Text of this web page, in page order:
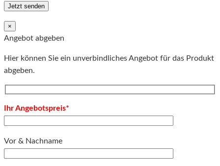
×
Angebot abgeben
Hier können Sie ein unverbindliches Angebot für das Produkt
abgeben.
Ihr Angebotspreis*
Vor & Nachname